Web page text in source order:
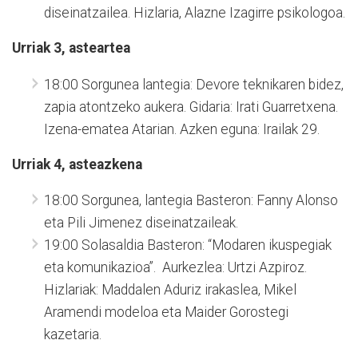
diseinatzailea. Hizlaria, Alazne Izagirre psikologoa.
Urriak 3, asteartea
18:00 Sorgunea lantegia: Devore teknikaren bidez,
zapia atontzeko aukera. Gidaria: Irati Guarretxena.
Izena-ematea Atarian. Azken eguna: Irailak 29.
Urriak 4, asteazkena
18:00 Sorgunea, lantegia Basteron: Fanny Alonso
eta Pili Jimenez diseinatzaileak.
19:00 Solasaldia Basteron: “Modaren ikuspegiak
eta komunikazioa”. Aurkezlea: Urtzi Azpiroz.
Hizlariak: Maddalen Aduriz irakaslea, Mikel
Aramendi modeloa eta Maider Gorostegi
kazetaria.